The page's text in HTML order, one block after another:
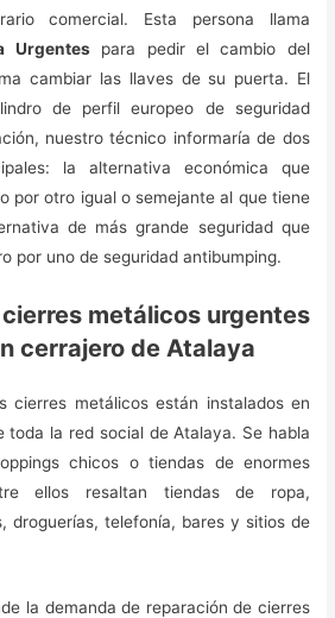
comercial. Esta persona llama
Urgentespara pedir el cambio del
cambiar las llaves de su puerta. El
de perfil europeo de seguridad
nuestro técnico informaría de dos
la alternativa económica que
por otro igual o semejante al que tiene
de más grande seguridad que
por uno de seguridad antibumping.
metálicos urgentes
cerrajero de Atalaya
cierres metálicos están instalados en
toda la red social de Atalaya. Se habla
chicos o tiendas de enormes
ellos resaltan tiendas de ropa,
droguerías, telefonía, bares y sitios de
la demanda de reparación de cierres